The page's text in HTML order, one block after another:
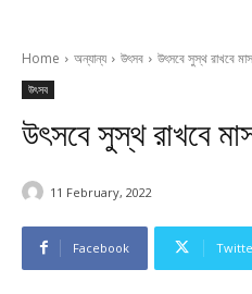
Home অন্যান্য উৎসব উৎসবে সুস্থ রাখবে
উৎসব
উৎসবে সুস্থ রাখবে
11 February, 2022
Facebook